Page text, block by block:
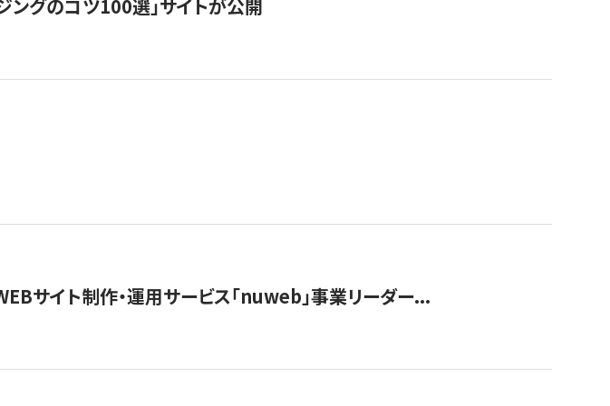
ングのコツ100選」サイトが公開
サイト制作・運用サービス「nuweb」事業リーダー...